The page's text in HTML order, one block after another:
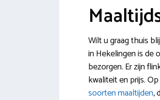
Wilt u graag thuis
in Hekelingen is de
bezorgen. Er zijn
kwaliteit en prijs.
soorten maaltijden,